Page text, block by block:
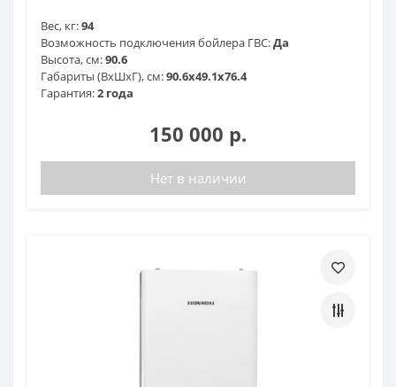
Вес, кг:94
Возможность подключения бойлера ГВС:Да
Высота, см:90.6
Габариты (ВхШхГ), см:90.6x49.1x76.4
Гарантия:2 года
150 000 р.
Нет в наличии